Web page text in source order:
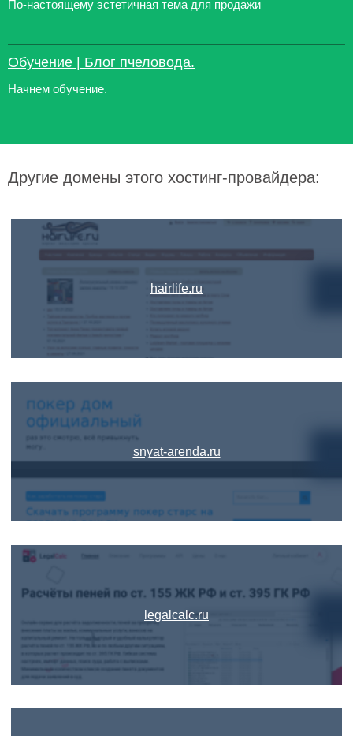
По-настоящему эстетичная тема для продажи
Обучение | Блог пчеловода.
Начнем обучение.
Другие домены этого хостинг-провайдера:
hairlife.ru
snyat-arenda.ru
legalcalc.ru